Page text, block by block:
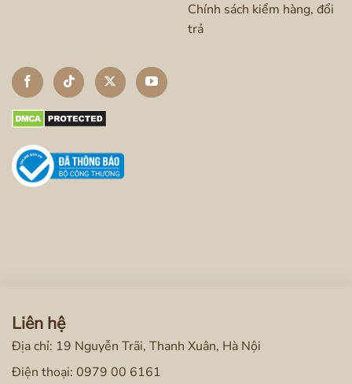
Chính sách kiểm hàng, đổi
trả
Liên hệ
Địa chỉ: 19 Nguyễn Trãi, Thanh Xuân, Hà Nội
Điện thoại: 0979 00 6161